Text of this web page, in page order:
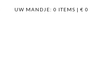
UW MANDJE: 0 ITEMS | € 0